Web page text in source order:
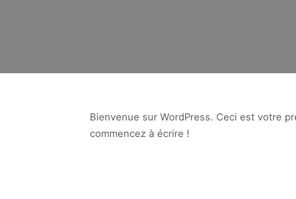
Bienvenue sur WordPress. Ceci est votre
commencez à écrire !